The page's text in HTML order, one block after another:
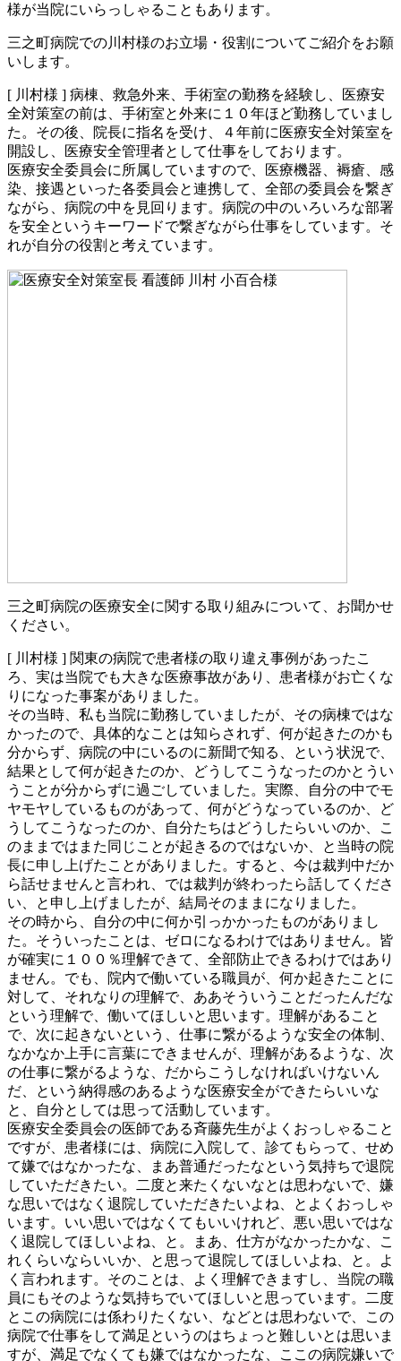
様が当院にいらっしゃることもあります。
三之町病院での川村様のお立場・役割についてご紹介をお願
いします。
[ 川村様 ] 病棟、救急外来、手術室の勤務を経験し、医療安
全対策室の前は、手術室と外来に１０年ほど勤務していまし
た。その後、院長に指名を受け、４年前に医療安全対策室を
開設し、医療安全管理者として仕事をしております。
医療安全委員会に所属していますので、医療機器、褥瘡、感
染、接遇といった各委員会と連携して、全部の委員会を繋ぎ
ながら、病院の中を見回ります。病院の中のいろいろな部署
を安全というキーワードで繋ぎながら仕事をしています。そ
れが自分の役割と考えています。
三之町病院の医療安全に関する取り組みについて、お聞かせ
ください。
[ 川村様 ] 関東の病院で患者様の取り違え事例があったこ
ろ、実は当院でも大きな医療事故があり、患者様がお亡くな
りになった事案がありました。
その当時、私も当院に勤務していましたが、その病棟ではな
かったので、具体的なことは知らされず、何が起きたのかも
分からず、病院の中にいるのに新聞で知る、という状況で、
結果として何が起きたのか、どうしてこうなったのかとうい
うことが分からずに過ごしていました。実際、自分の中でモ
ヤモヤしているものがあって、何がどうなっているのか、ど
うしてこうなったのか、自分たちはどうしたらいいのか、こ
のままではまた同じことが起きるのではないか、と当時の院
長に申し上げたことがありました。すると、今は裁判中だか
ら話せませんと言われ、では裁判が終わったら話してくださ
い、と申し上げましたが、結局そのままになりました。
その時から、自分の中に何か引っかかったものがありまし
た。そういったことは、ゼロになるわけではありません。皆
が確実に１００％理解できて、全部防止できるわけではあり
ません。でも、院内で働いている職員が、何か起きたことに
対して、それなりの理解で、ああそういうことだったんだな
という理解で、働いてほしいと思います。理解があること
で、次に起きないという、仕事に繋がるような安全の体制、
なかなか上手に言葉にできませんが、理解があるような、次
の仕事に繋がるような、だからこうしなければいけないん
だ、という納得感のあるような医療安全ができたらいいな
と、自分としては思って活動しています。
医療安全委員会の医師である斉藤先生がよくおっしゃること
ですが、患者様には、病院に入院して、診てもらって、せめ
て嫌ではなかったな、まあ普通だったなという気持ちで退院
していただきたい。二度と来たくないなとは思わないで、嫌
な思いではなく退院していただきたいよね、とよくおっしゃ
います。いい思いではなくてもいいけれど、悪い思いではな
く退院してほしいよね、と。まあ、仕方がなかったかな、こ
れくらいならいいか、と思って退院してほしいよね、と。よ
く言われます。そのことは、よく理解できますし、当院の職
員にもそのような気持ちでいてほしいと思っています。二度
とこの病院には係わりたくない、などとは思わないで、この
病院で仕事をして満足というのはちょっと難しいとは思いま
すが、満足でなくても嫌ではなかったな、ここの病院嫌いで